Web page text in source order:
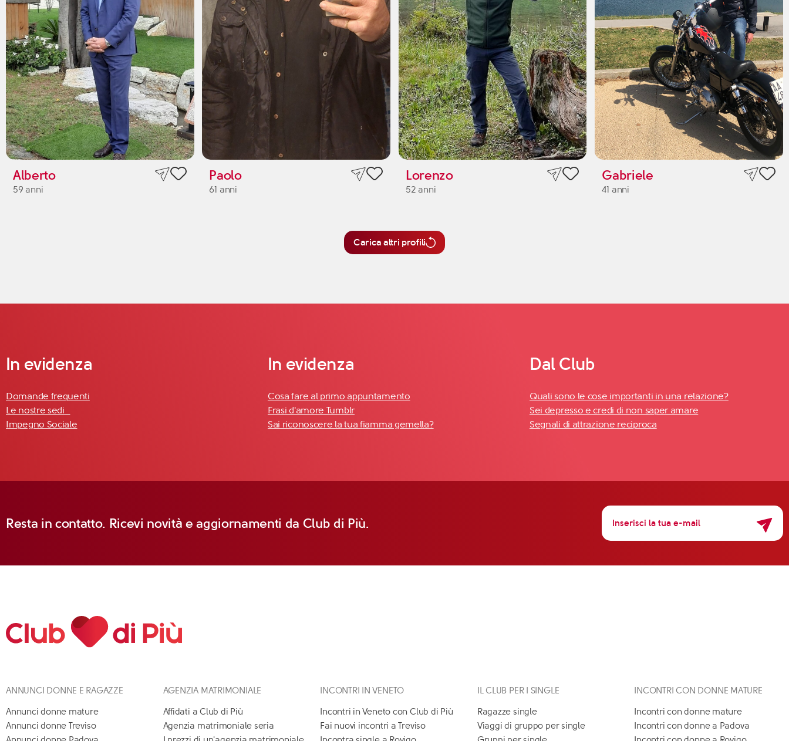
Alberto
59 anni
Paolo
61 anni
Lorenzo
52 anni
Gabriele
41 anni
Carica altri profili
In evidenza
Domande frequenti
Le nostre sedi
Impegno Sociale
In evidenza
Cosa fare al primo appuntamento
Frasi d'amore Tumblr
Sai riconoscere la tua fiamma gemella?
Dal Club
Quali sono le cose importanti in una relazione?
Sei depresso e credi di non saper amare
Segnali di attrazione reciproca
Resta in contatto. Ricevi novità e aggiornamenti da Club di Più.
ANNUNCI DONNE E RAGAZZE
Annunci donne mature
Annunci donne Treviso
AGENZIA MATRIMONIALE
Affidati a Club di Più
Agenzia matrimoniale seria
INCONTRI IN VENETO
Incontri in Veneto con Club di Più
Fai nuovi incontri a Treviso
IL CLUB PER I SINGLE
Ragazze single
Viaggi di gruppo per single
INCONTRI CON DONNE MATURE
Incontri con donne mature
Incontri con donne a Padova